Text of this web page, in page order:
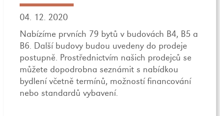
04. 12. 2020
Nabízíme prvních 79 bytů v budovách B4, B5 a
B6. Další budovy budou uvedeny do prodeje
postupně. Prostřednictvím našich prodejců se
můžete dopodrobna seznámit s nabídkou
bydlení včetně termínů, možností financování
nebo standardů vybavení.